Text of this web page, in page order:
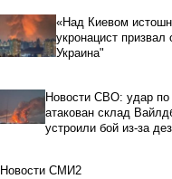
«Над Киевом
укронацист призвал
Украина"
Новости СВО: удар по
атакован склад
устроили бой из-за
Новости СМИ2